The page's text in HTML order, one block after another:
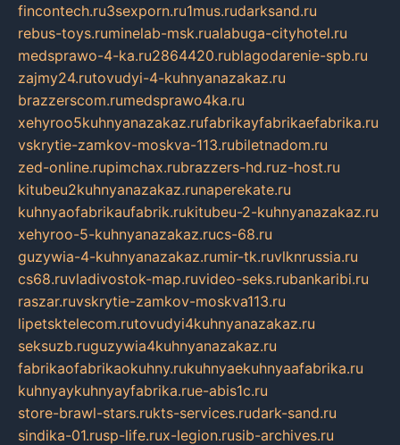
fincontech.ru3sexporn.ru1mus.rudarksand.ru
rebus-toys.ruminelab-msk.rualabuga-cityhotel.ru
medsprawo-4-ka.ru2864420.rublagodarenie-spb.ru
zajmy24.rutovudyi-4-kuhnyanazakaz.ru
brazzerscom.rumedsprawo4ka.ru
xehyroo5kuhnyanazakaz.rufabrikayfabrikaefabrika.ru
vskrytie-zamkov-moskva-113.rubiletnadom.ru
zed-online.rupimchax.rubrazzers-hd.ruz-host.ru
kitubeu2kuhnyanazakaz.runaperekate.ru
kuhnyaofabrikaufabrik.rukitubeu-2-kuhnyanazakaz.ru
xehyroo-5-kuhnyanazakaz.rucs-68.ru
guzywia-4-kuhnyanazakaz.rumir-tk.ruvlknrussia.ru
cs68.ruvladivostok-map.ruvideo-seks.rubankaribi.ru
raszar.ruvskrytie-zamkov-moskva113.ru
lipetsktelecom.rutovudyi4kuhnyanazakaz.ru
seksuzb.ruguzywia4kuhnyanazakaz.ru
fabrikaofabrikaokuhny.rukuhnyaekuhnyaafabrika.ru
kuhnyaykuhnyayfabrika.rue-abis1c.ru
store-brawl-stars.rukts-services.rudark-sand.ru
sindika-01.rusp-life.rux-legion.rusib-archives.ru